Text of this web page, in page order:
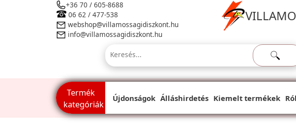
+36 70 / 605-8688
06 62 / 477-538
webshop@villamossagidiszkont.hu
info@villamossagidiszkont.hu
Termék
kategóriák
Újdonságok Álláshirdetés Kiemelt termékek